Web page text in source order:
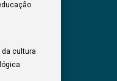
cultura